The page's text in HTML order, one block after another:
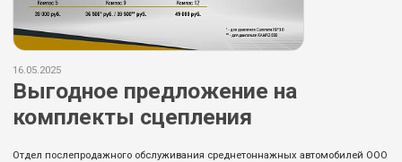
16.05.2025
Выгодное предложение на
комплекты сцепления
Отдел послепродажного обслуживания среднетоннажных автомобилей ООО